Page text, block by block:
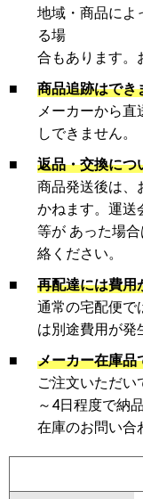
地域・商品によ
る場
合もあります。
■
商品追跡はでき
メーカーから直
しできません。
■
返品・交換につ
商品発送後は、
かねます。運送
等が あった場
絡ください。
■
再配達には費用
通常の宅配便で
は別途費用が発
■
メーカー在庫品
ご注文いただい
～4日程度で納
在庫のお問い合